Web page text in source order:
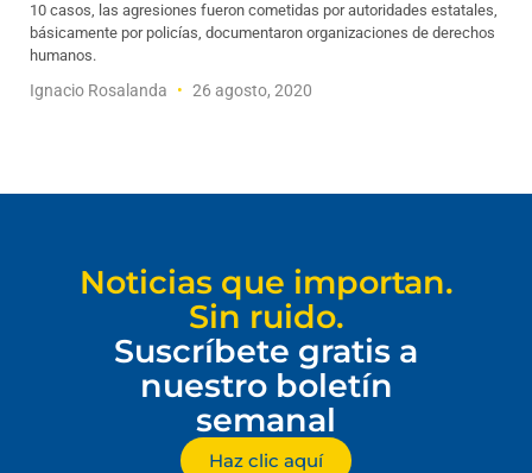
10 casos, las agresiones fueron cometidas por autoridades estatales,
básicamente por policías, documentaron organizaciones de derechos
humanos.
Ignacio Rosalanda 26 agosto, 2020
Noticias que importan.
Sin ruido.
Suscríbete gratis a
nuestro boletín
semanal
Haz clic aquí